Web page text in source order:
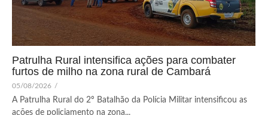
Patrulha Rural intensifica ações para combater
furtos de milho na zona rural de Cambará
05/08/2026 /
A Patrulha Rural do 2º Batalhão da Polícia Militar intensificou as
ações de policiamento na zona...